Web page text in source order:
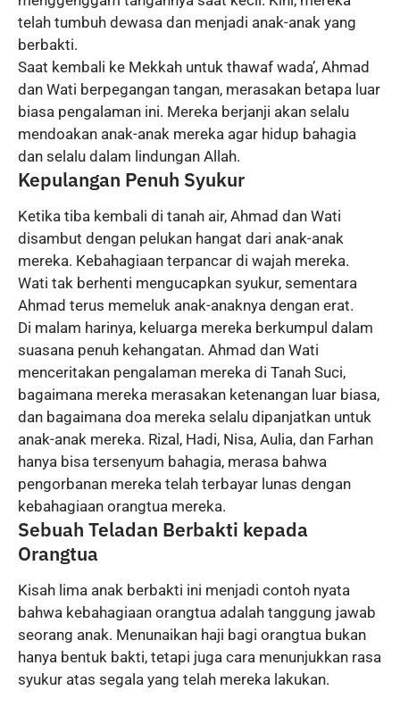
telah tumbuh dewasa dan menjadi anak-anak yang
berbakti.
Saat kembali ke Mekkah untuk thawaf wada’, Ahmad
dan Wati berpegangan tangan, merasakan betapa luar
biasa pengalaman ini. Mereka berjanji akan selalu
mendoakan anak-anak mereka agar hidup bahagia
dan selalu dalam lindungan Allah.
Kepulangan Penuh Syukur
Ketika tiba kembali di tanah air, Ahmad dan Wati
disambut dengan pelukan hangat dari anak-anak
mereka. Kebahagiaan terpancar di wajah mereka.
Wati tak berhenti mengucapkan syukur, sementara
Ahmad terus memeluk anak-anaknya dengan erat.
Di malam harinya, keluarga mereka berkumpul dalam
suasana penuh kehangatan. Ahmad dan Wati
menceritakan pengalaman mereka di Tanah Suci,
bagaimana mereka merasakan ketenangan luar biasa,
dan bagaimana doa mereka selalu dipanjatkan untuk
anak-anak mereka. Rizal, Hadi, Nisa, Aulia, dan Farhan
hanya bisa tersenyum bahagia, merasa bahwa
pengorbanan mereka telah terbayar lunas dengan
kebahagiaan orangtua mereka.
Sebuah Teladan Berbakti kepada
Orangtua
Kisah lima anak berbakti ini menjadi contoh nyata
bahwa kebahagiaan orangtua adalah tanggung jawab
seorang anak. Menunaikan haji bagi orangtua bukan
hanya bentuk bakti, tetapi juga cara menunjukkan rasa
syukur atas segala yang telah mereka lakukan.